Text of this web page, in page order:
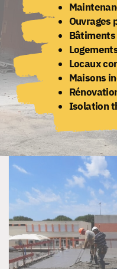
Ouvrages
Locaux
Maisons
Isolation